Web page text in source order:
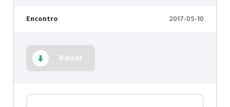
Encontro 2017-05-10
Baixar